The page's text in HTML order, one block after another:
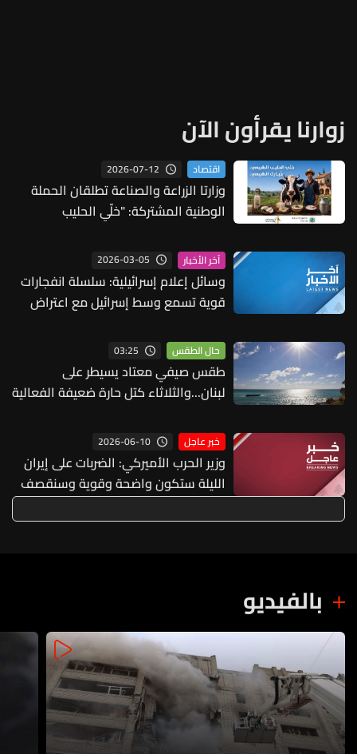
زوارنا يقرأون الآن
اقتصاد 2026-07-12
وزارتا الزراعة والصناعة تطلقان الحملة
الوطنية المشتركة: "خلّي الحليب
آخر الأخبار 2026-03-05
وسائل إعلام إسرائيلية: سلسلة انفجارات
قوية تسمع وسط إسرائيل مع اعتراض
حال الطقس 03:25
طقس صيفي معتاد يسيطر على
لبنان...والثلاثاء كتل حارة ضعيفة الفعالية
خبر عاجل 2026-06-10
وزير الحرب الأميركي: الضربات على إيران
الليلة ستكون واضحة وقوية وسنقصف
منشآت رئيسية فيها
بالفيديو